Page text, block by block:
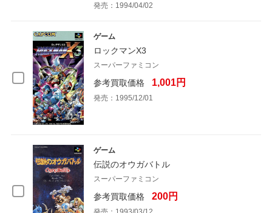
発売：1994/04/02
ゲーム
ロックマンX3
スーパーファミコン
参考買取価格 1,001円
発売：1995/12/01
ゲーム
伝説のオウガバトル
スーパーファミコン
参考買取価格 200円